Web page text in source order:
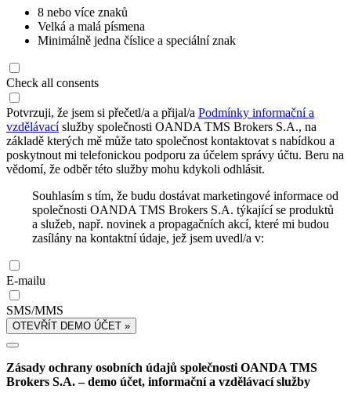
8 nebo více znaků
Velká a malá písmena
Minimálně jedna číslice a speciální znak
Check all consents
Potvrzuji, že jsem si přečetl/a a přijal/a Podmínky informační a
vzdělávacíslužby společnosti OANDA TMS Brokers S.A., na
základě kterých mě může tato společnost kontaktovat s nabídkou a
poskytnout mi telefonickou podporu za účelem správy účtu. Beru na
vědomí, že odběr této služby mohu kdykoli odhlásit.
Souhlasím s tím, že budu dostávat marketingové informace od
společnosti OANDA TMS Brokers S.A. týkající se produktů
a služeb, např. novinek a propagačních akcí, které mi budou
zasílány na kontaktní údaje, jež jsem uvedl/a v:
E-mailu
SMS/MMS
OTEVŘÍT DEMO ÚČET »
Zásady ochrany osobních údajů společnosti OANDA TMS
Brokers S.A. – demo účet, informační a vzdělávací služby